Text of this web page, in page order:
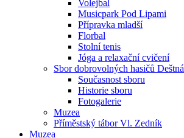
Volejbal
Musicpark Pod Lipami
Přípravka mladší
Florbal
Stolní tenis
Jóga a relaxační cvičení
Sbor dobrovolných hasičů Deštná
Současnost sboru
Historie sboru
Fotogalerie
Muzea
Příměstský tábor Vl. Zedník
Muzea